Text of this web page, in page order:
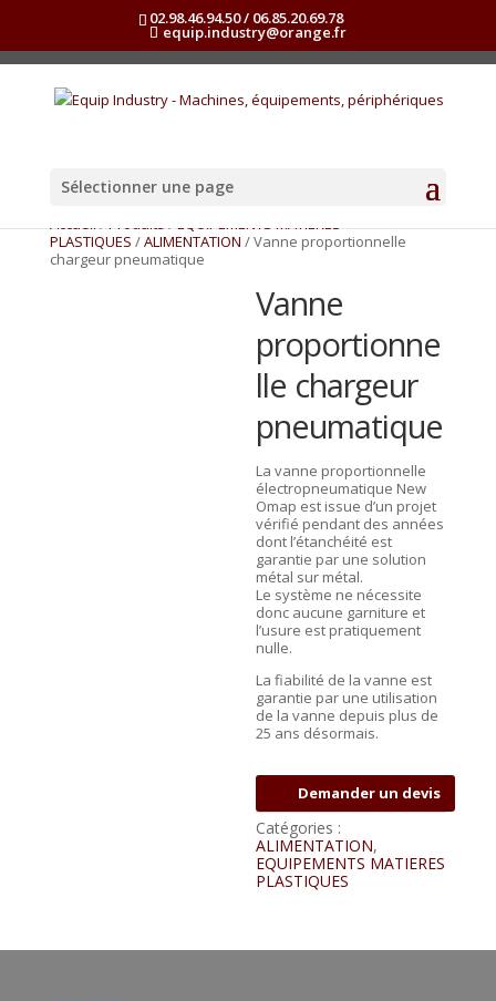
02.98.46.94.50 / 06.85.20.69.78
equip.industry@orange.fr
Sélectionner une page
Accueil/Produits/EQUIPEMENTS MATIERES
PLASTIQUES /ALIMENTATION / Vanne proportionnelle
chargeur pneumatique
Vanne
proportionne
lle chargeur
pneumatique
La vanne proportionnelle
électropneumatique New
Omap est issue d’un projet
vérifié pendant des années
dont l’étanchéité est
garantie par une solution
métal sur métal.
Le système ne nécessite
donc aucune garniture et
l’usure est pratiquement
nulle.
La fiabilité de la vanne est
garantie par une utilisation
de la vanne depuis plus de
25 ans désormais.
Demander un devis
Catégories :
ALIMENTATION,
EQUIPEMENTS MATIERES
PLASTIQUES